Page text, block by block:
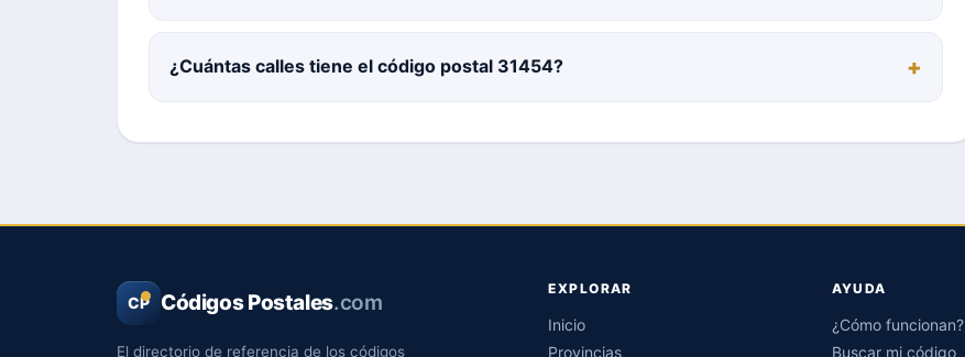
¿Cuántas calles tiene el código postal 31454?
CP Códigos Postales.com
El directorio de referencia de los códigos
EXPLORAR
Inicio
Provincias
AYUDA
¿Cómo funcionan?
Buscar mi código